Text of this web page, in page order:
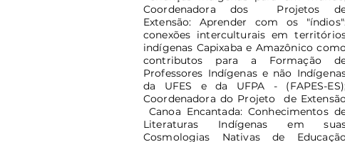
Coordenadora dos Projetos
Extensão: Aprender com os
conexões interculturais em
indígenas Capixaba e Amazônico
contributos para a Formação
Professores Indígenas e não
da UFES e da UFPA - (FAPES-
Coordenadora do Projeto de
Canoa Encantada: Conhecimentos
Literaturas Indígenas em
Cosmologias Nativas de